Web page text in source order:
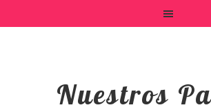
Nuestros